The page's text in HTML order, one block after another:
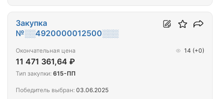
многоквартирных домов (ПРОЕКТ+СМР) (г.
Мурманск_10МКД лот 2)
Закупка
№░░4920000012500░░░
Окончательная цена
11 471 361,64 ₽
14 (+0)
Тип закупки: 615-ПП
Победитель выбран: 03.06.2025